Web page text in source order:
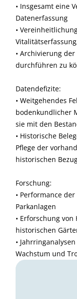
• Insgesamt eine
Datenerfassung
•
• Archivierung
durchführen zu
Datendefizite:
• Weitgehendes
bodenkundlicher
sie mit den
• Historische
Pflege der
historischen
Forschung:
• Performance
Parkanlagen
• Erforschung
historischen
•
Wachstum und